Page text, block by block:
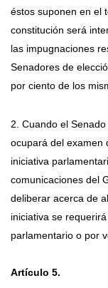
éstos suponen en el
constitución será
las impugnaciones
Senadores de
por ciento de los
2. Cuando el
ocupará del examen
iniciativa
comunicaciones del
deliberar acerca de
iniciativa se
parlamentario o por
Artículo 5.